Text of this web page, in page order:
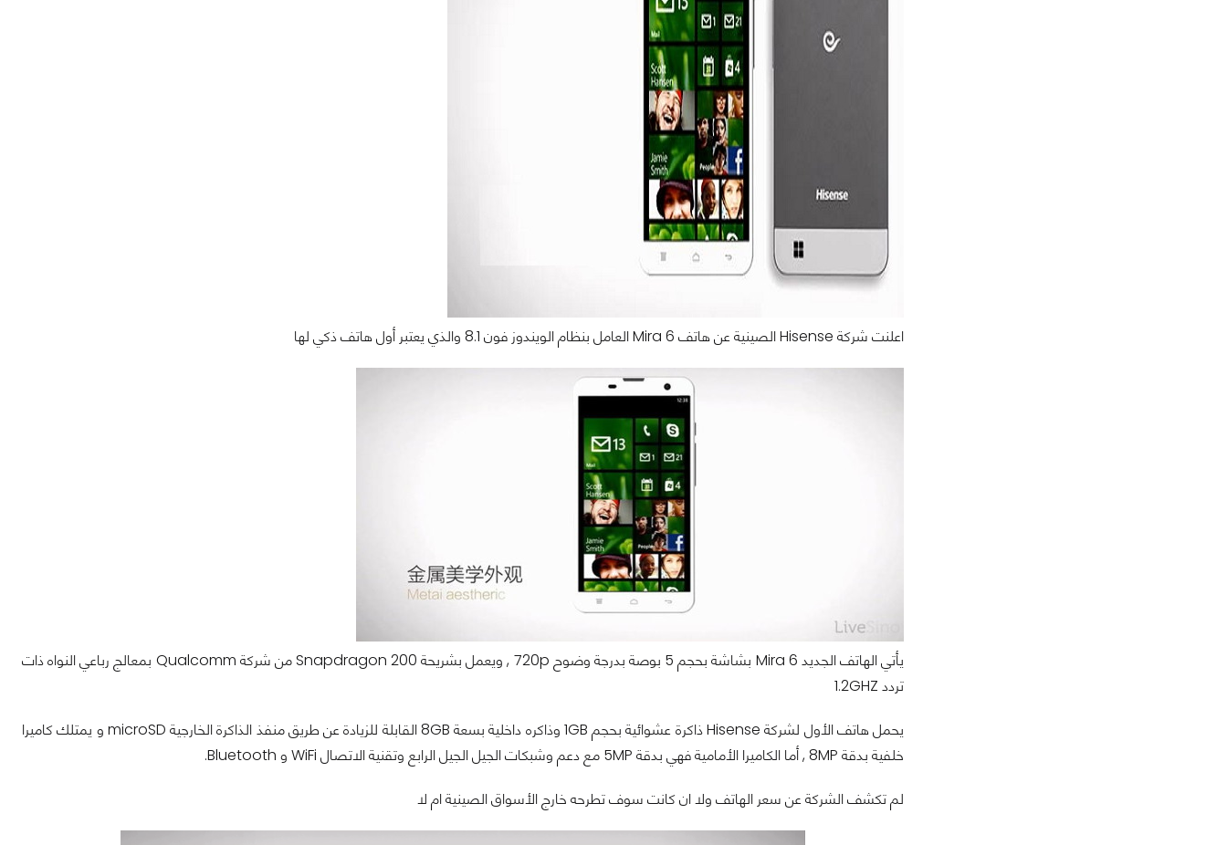
اعلنت شركة Hisense الصينية عن هاتف Mira 6 العامل بنظام الويندوز فون 8.1 والذي يعتبر أول هاتف ذكي لها
يأتي الهاتف الجديد Mira 6 بشاشة بحجم 5 بوصة بدرجة وضوح 720p , ويعمل بشريحة Snapdragon 200 من شركة Qualcomm بمعالج رباعي النواه ذات
تردد 1.2GHZ
يحمل هاتف الأول لشركة Hisense ذاكرة عشوائية بحجم 1GB وذاكره داخلية بسعة 8GB القابلة للزيادة عن طريق منفذ الذاكرة الخارجية microSD و يمتلك كاميرا
خلفية بدقة 8MP , أما الكاميرا الأمامية فهي بدقة 5MP مع دعم وشبكات الجيل الجيل الرابع وتقنية الاتصال WiFi و Bluetooth.
لم تكشف الشركة عن سعر الهاتف ولا ان كانت سوف تطرحه خارج الأسواق الصينية ام لا